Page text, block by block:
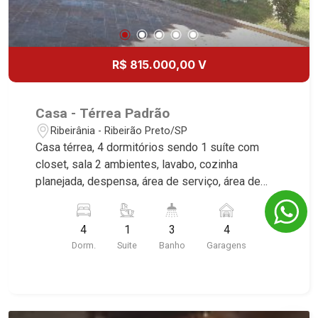
R$ 815.000,00 V
Casa - Térrea Padrão
Ribeirânia - Ribeirão Preto/SP
Casa térrea, 4 dormitórios sendo 1 suíte com
closet, sala 2 ambientes, lavabo, cozinha
planejada, despensa, área de serviço, área de
quintal, canil, aquecedor solar, portão eletrônico,
fino acabamento, 4 vagas sendo 2 cobertas,
excelente localização, próximo a o Novo
4
Dorm.
1
Suite
3
Banho
4
Garagens